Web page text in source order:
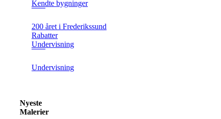
Kendte bygninger
200 året i Frederikssund
Rabatter
Undervisning
Undervisning
Nyeste
Malerier